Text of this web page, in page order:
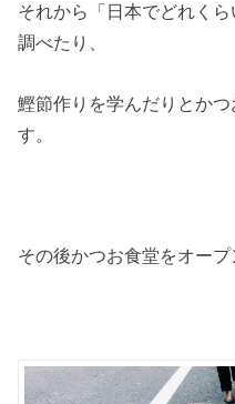
それから「日本でどれく
調べたり、
鰹節作りを学んだりとか
す。
その後かつお食堂をオープ